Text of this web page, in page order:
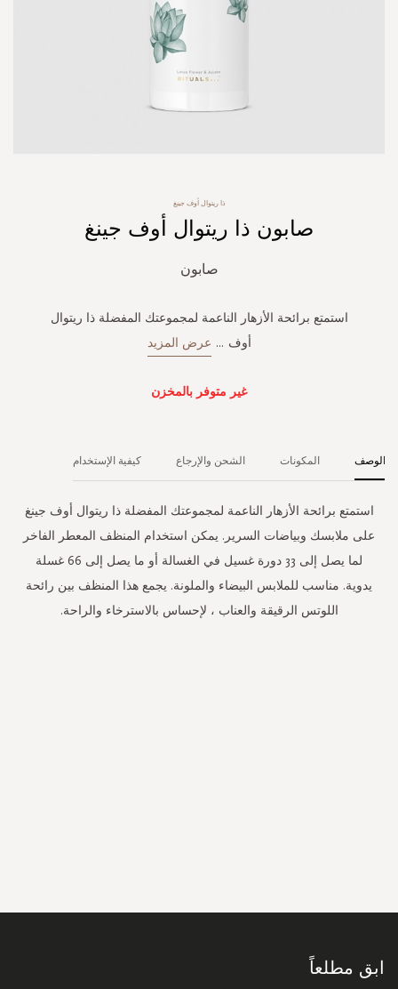
ذا ريتوال أوف جينغ
صابون ذا ريتوال أوف جينغ
صابون
استمتع برائحة الأزهار الناعمة لمجموعتك المفضلة ذا ريتوال
أوف ... عرض المزيد
غير متوفر بالمخزن
الوصف
استمتع برائحة الأزهار الناعمة لمجموعتك المفضلة ذا ريتوال أوف جينغ
على ملابسك وبياضات السرير. يمكن استخدام المنظف المعطر الفاخر
لما يصل إلى 33 دورة غسيل في الغسالة أو ما يصل إلى 66 غسلة
يدوية. مناسب للملابس البيضاء والملونة. يجمع هذا المنظف بين رائحة
اللوتس الرقيقة والعناب ، لإحساس بالاسترخاء والراحة.
المكونات الشحن والإرجاع كيفية الإستخدام
ابق مطلعاً